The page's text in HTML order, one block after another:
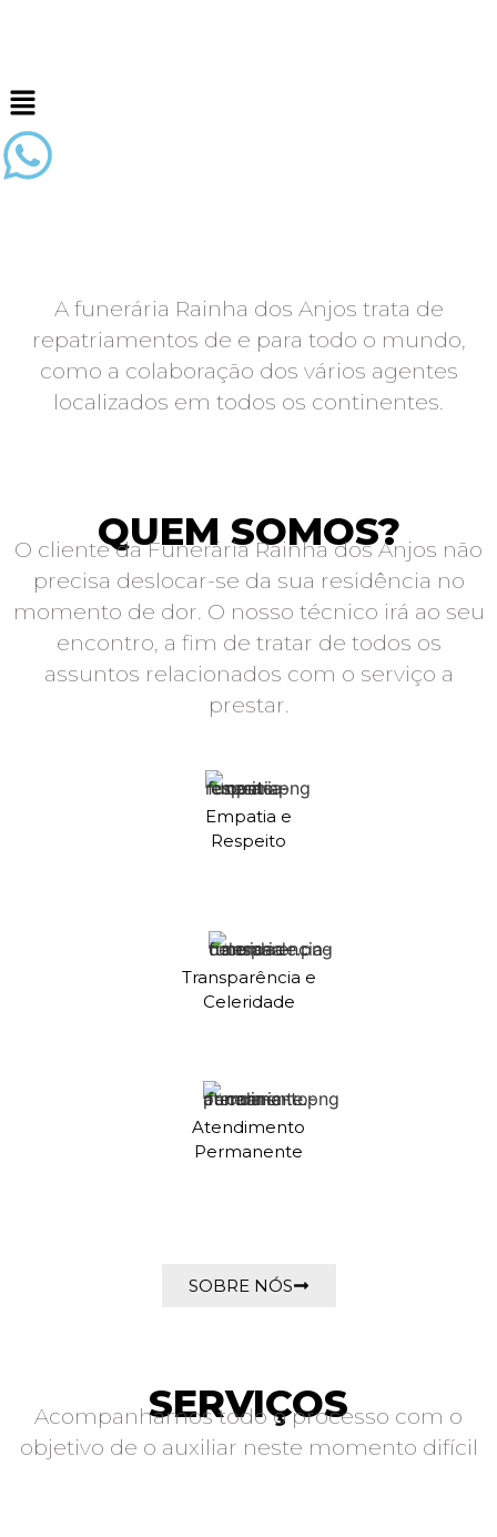
A funerária Rainha dos Anjos trata de
repatriamentos de e para todo o mundo,
como a colaboração dos vários agentes
localizados em todos os continentes.
QUEM SOMOS?
O cliente da Funerária Rainha dos Anjos não
precisa deslocar-se da sua residência no
momento de dor. O nosso técnico irá ao seu
encontro, a fim de tratar de todos os
assuntos relacionados com o serviço a
prestar.
Empatia e
Respeito
Transparência e
Celeridade
Atendimento
Permanente
SOBRE NÓS
SERVIÇOS
Acompanhamos todo o processo com o
objetivo de o auxiliar neste momento difícil